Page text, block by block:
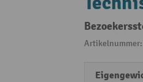
Artikelnummer: